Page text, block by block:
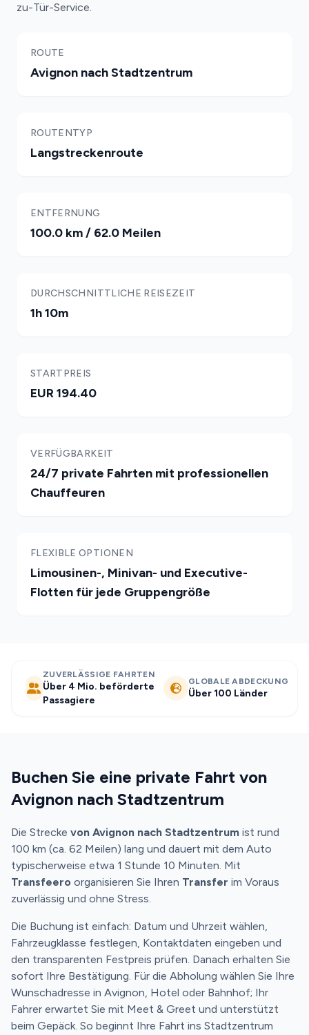
zu-Tür-Service.
ROUTE
Avignon nach Stadtzentrum
ROUTENTYP
Langstreckenroute
ENTFERNUNG
100.0 km / 62.0 Meilen
DURCHSCHNITTLICHE REISEZEIT
1h 10m
STARTPREIS
EUR 194.40
VERFÜGBARKEIT
24/7 private Fahrten mit professionellen
Chauffeuren
FLEXIBLE OPTIONEN
Limousinen-, Minivan- und Executive-
Flotten für jede Gruppengröße
ZUVERLÄSSIGE FAHRTEN
Über 4 Mio. beförderte
Passagiere
GLOBALE ABDECKUNG
Über 100 Länder
Buchen Sie eine private Fahrt von
Avignon nach Stadtzentrum
Die Strecke von Avignon nach Stadtzentrum ist rund
100 km (ca. 62 Meilen) lang und dauert mit dem Auto
typischerweise etwa 1 Stunde 10 Minuten. Mit
Transfeero organisieren Sie Ihren Transfer im Voraus
zuverlässig und ohne Stress.
Die Buchung ist einfach: Datum und Uhrzeit wählen,
Fahrzeugklasse festlegen, Kontaktdaten eingeben und
den transparenten Festpreis prüfen. Danach erhalten Sie
sofort Ihre Bestätigung. Für die Abholung wählen Sie Ihre
Wunschadresse in Avignon, Hotel oder Bahnhof; Ihr
Fahrer erwartet Sie mit Meet & Greet und unterstützt
beim Gepäck. So beginnt Ihre Fahrt ins Stadtzentrum